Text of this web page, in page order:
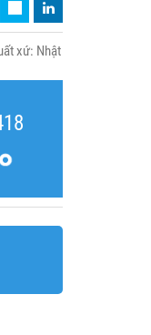
xứ: Nhật